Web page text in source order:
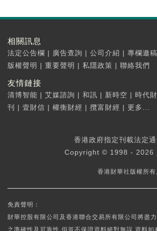
相關訊息
法定公告欄 | 廣告查詢 | 公司介紹 | 專欄邀稿
版權聲明 | 重要聲明 | 私隱政策 | 聯絡我們
友情鏈接
清博智能 | 艾媒諮詢 | 和訊 | 新時空 | 時代
刊
| 壹財信 | 權衡財經 | 攬富財經 | 更多...
香港政府指定刊載法定
Copyright © 1998 - 2026
香港財華社版權所有
免責聲明：
財華控股有限公司及香港聯合交易所有限公司將盡